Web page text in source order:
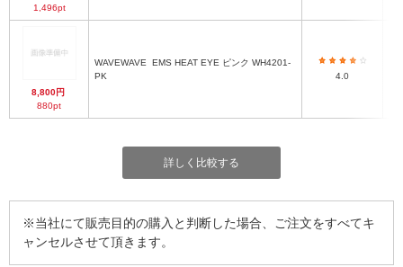
1,496pt
8,800円
880pt
WAVEWAVE
PK
4.0
詳しく比較する
※当社にて販売目的の購入と判断した場合、ご注文をすべてキ
ャンセルさせて頂きます。